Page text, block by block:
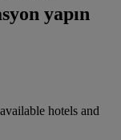
yapın
hotels and